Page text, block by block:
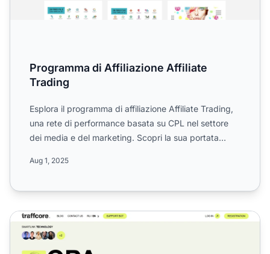
Programma di Affiliazione Affiliate
Trading
Esplora il programma di affiliazione Affiliate Trading,
una rete di performance basata su CPL nel settore
dei media e del marketing. Scopri la sua portata
Aug 1, 2025
Programma di Affiliazione TraffCore